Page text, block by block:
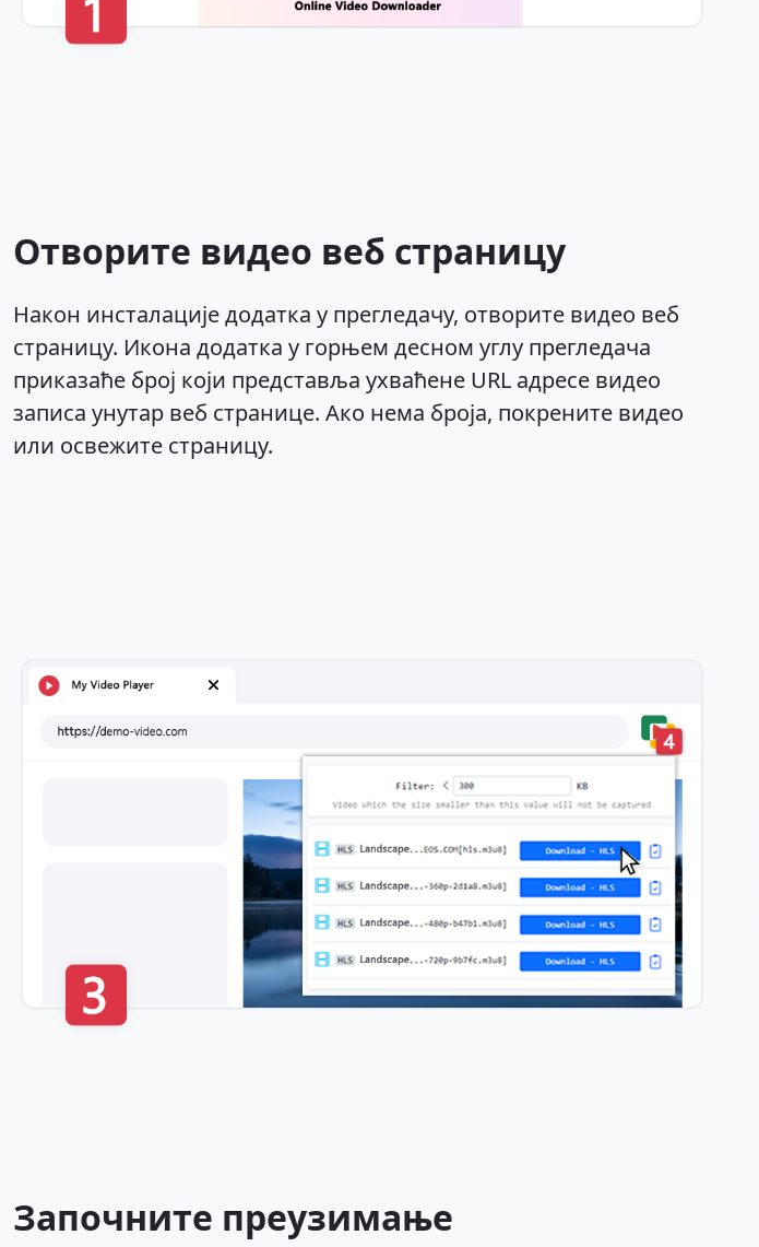
Отворите видео веб страницу
Након инсталације додатка у прегледачу, отворите видео веб
страницу. Икона додатка у горњем десном углу прегледача
приказаће број који представља ухваћене URL адресе видео
записа унутар веб странице. Ако нема броја, покрените видео
или освежите страницу.
Започните преузимање